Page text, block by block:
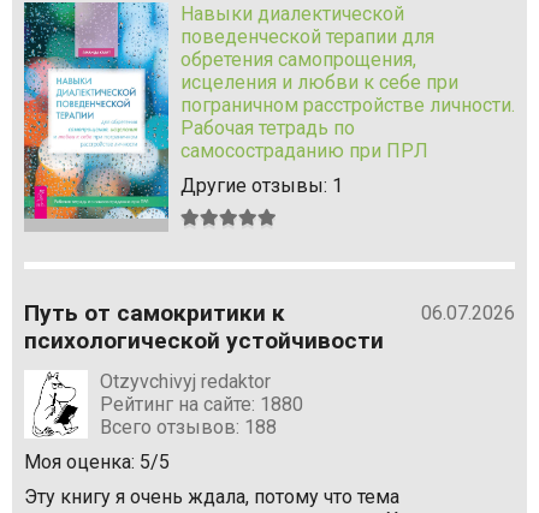
Навыки диалектической
поведенческой терапии для
обретения самопрощения,
исцеления и любви к себе при
пограничном расстройстве личности.
Рабочая тетрадь по
самосостраданию при ПРЛ
Другие отзывы: 1
5
5
Путь от самокритики к
психологической устойчивости
06.07.2026
Otzyvchivyj redaktor
Рейтинг на сайте: 1880
Всего отзывов: 188
Моя оценка: 5/5
Эту книгу я очень ждала, потому что тема